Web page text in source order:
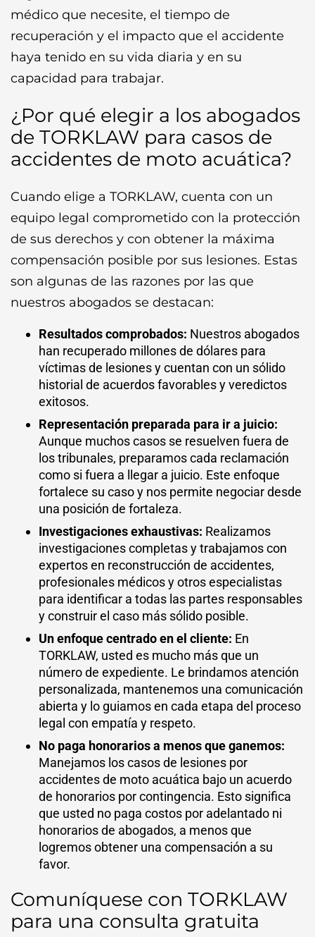
médico que necesite, el tiempo de
recuperación y el impacto que el accidente
haya tenido en su vida diaria y en su
capacidad para trabajar.
¿Por qué elegir a los abogados
de TORKLAW para casos de
accidentes de moto acuática?
Cuando elige a TORKLAW, cuenta con un
equipo legal comprometido con la protección
de sus derechos y con obtener la máxima
compensación posible por sus lesiones. Estas
son algunas de las razones por las que
nuestros abogados se destacan:
Resultados comprobados: Nuestros abogados
han recuperado millones de dólares para
víctimas de lesiones y cuentan con un sólido
historial de acuerdos favorables y veredictos
exitosos.
Representación preparada para ir a juicio:
Aunque muchos casos se resuelven fuera de
los tribunales, preparamos cada reclamación
como si fuera a llegar a juicio. Este enfoque
fortalece su caso y nos permite negociar desde
una posición de fortaleza.
Investigaciones exhaustivas: Realizamos
investigaciones completas y trabajamos con
expertos en reconstrucción de accidentes,
profesionales médicos y otros especialistas
para identificar a todas las partes responsables
y construir el caso más sólido posible.
Un enfoque centrado en el cliente: En
TORKLAW, usted es mucho más que un
número de expediente. Le brindamos atención
personalizada, mantenemos una comunicación
abierta y lo guiamos en cada etapa del proceso
legal con empatía y respeto.
No paga honorarios a menos que ganemos:
Manejamos los casos de lesiones por
accidentes de moto acuática bajo un acuerdo
de honorarios por contingencia. Esto significa
que usted no paga costos por adelantado ni
honorarios de abogados, a menos que
logremos obtener una compensación a su
favor.
Comuníquese con TORKLAW
para una consulta gratuita